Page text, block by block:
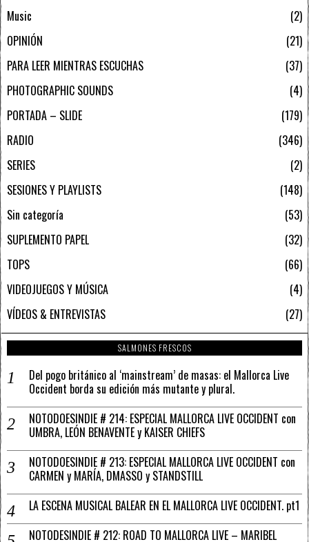
Music
2
OPINIÓN
21
PARA LEER MIENTRAS ESCUCHAS
37
PHOTOGRAPHIC SOUNDS
4
PORTADA – SLIDE
179
RADIO
346
SERIES
2
SESIONES Y PLAYLISTS
148
Sin categoría
53
SUPLEMENTO PAPEL
32
TOPS
66
VIDEOJUEGOS Y MÚSICA
4
VÍDEOS & ENTREVISTAS
27
SALMONES FRESCOS
Del pogo británico al ‘mainstream’ de masas: el Mallorca Live
Occident borda su edición más mutante y plural.
NOTODOESINDIE # 214: ESPECIAL MALLORCA LIVE OCCIDENT con
UMBRA, LEÓN BENAVENTE y KAISER CHIEFS
NOTODOESINDIE # 213: ESPECIAL MALLORCA LIVE OCCIDENT con
CARMEN y MARÍA, DMASSO y STANDSTILL
LA ESCENA MUSICAL BALEAR EN EL MALLORCA LIVE OCCIDENT. pt1
NOTODESINDIE # 212: ROAD TO MALLORCA LIVE – MARIBEL